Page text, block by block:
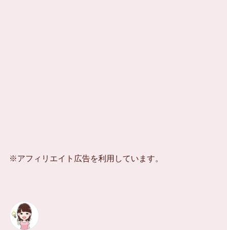
※アフィリエイト広告を利用しています。